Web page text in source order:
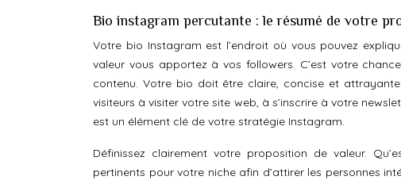
Bio instagram percutante : le résumé de votre
Votre bio Instagram est l’endroit où vous pouvez
valeur vous apportez à vos followers. C’est votre
contenu. Votre bio doit être claire, concise et
visiteurs à visiter votre site web, à s’inscrire à votre
est un élément clé de votre stratégie Instagram.
Définissez clairement votre proposition de valeur.
pertinents pour votre niche afin d’attirer les personnes